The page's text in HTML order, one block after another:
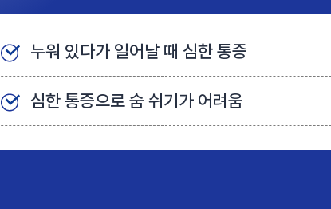
누워 있다가 일어날 때 심한 통증
심한 통증으로 숨 쉬기가 어려움